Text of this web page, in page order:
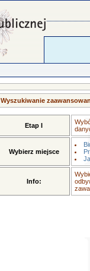
Wyszukiwanie
Etap I
Wybierz miejsce
Info: